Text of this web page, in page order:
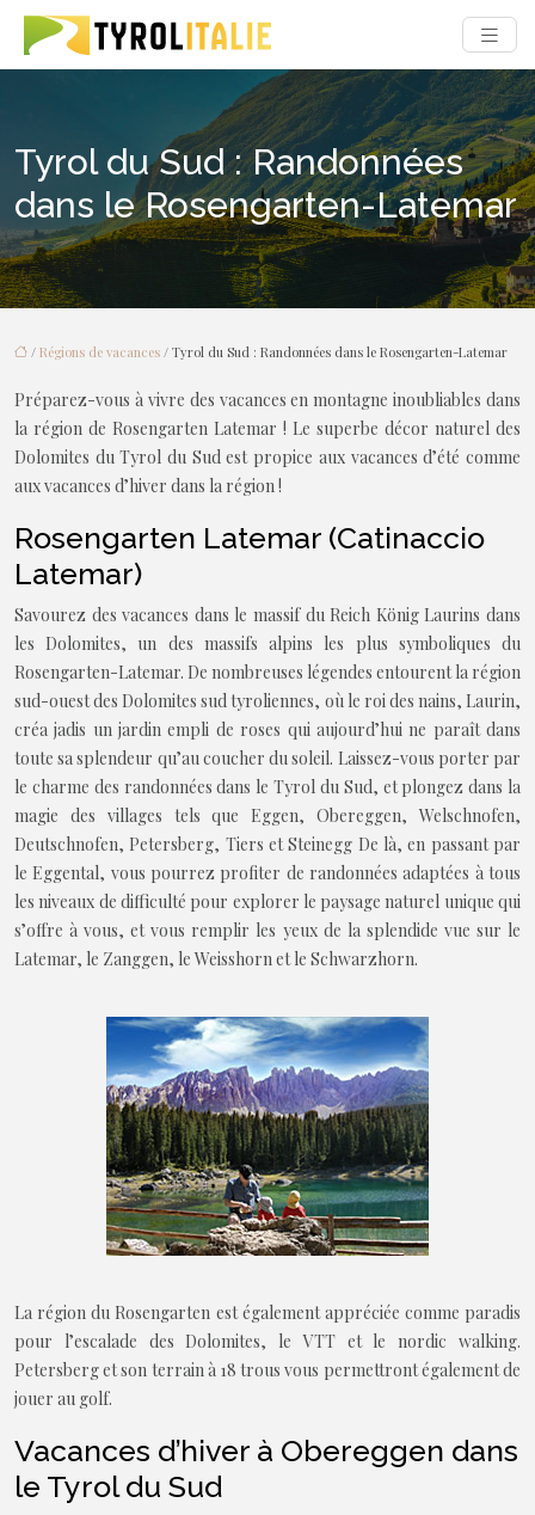
Tyrol du Sud : Randonnées
dans le Rosengarten-Latemar
/ Régions de vacances / Tyrol du Sud : Randonnées dans le Rosengarten-Latemar
Préparez-vous à vivre des vacances en montagne inoubliables dans
la région de Rosengarten Latemar ! Le superbe décor naturel des
Dolomites du Tyrol du Sud est propice aux vacances d’été comme
aux vacances d’hiver dans la région !
Rosengarten Latemar (Catinaccio
Latemar)
Savourez des vacances dans le massif du Reich König Laurins dans
les Dolomites, un des massifs alpins les plus symboliques du
Rosengarten-Latemar. De nombreuses légendes entourent la région
sud-ouest des Dolomites sud tyroliennes, où le roi des nains, Laurin,
créa jadis un jardin empli de roses qui aujourd’hui ne paraît dans
toute sa splendeur qu’au coucher du soleil. Laissez-vous porter par
le charme des randonnées dans le Tyrol du Sud, et plongez dans la
magie des villages tels que Eggen, Obereggen, Welschnofen,
Deutschnofen, Petersberg, Tiers et Steinegg De là, en passant par
le Eggental, vous pourrez profiter de randonnées adaptées à tous
les niveaux de difficulté pour explorer le paysage naturel unique qui
s’offre à vous, et vous remplir les yeux de la splendide vue sur le
Latemar, le Zanggen, le Weisshorn et le Schwarzhorn.
La région du Rosengarten est également appréciée comme paradis
pour l’escalade des Dolomites, le VTT et le nordic walking.
Petersberg et son terrain à 18 trous vous permettront également de
jouer au golf.
Vacances d’hiver à Obereggen dans
le Tyrol du Sud